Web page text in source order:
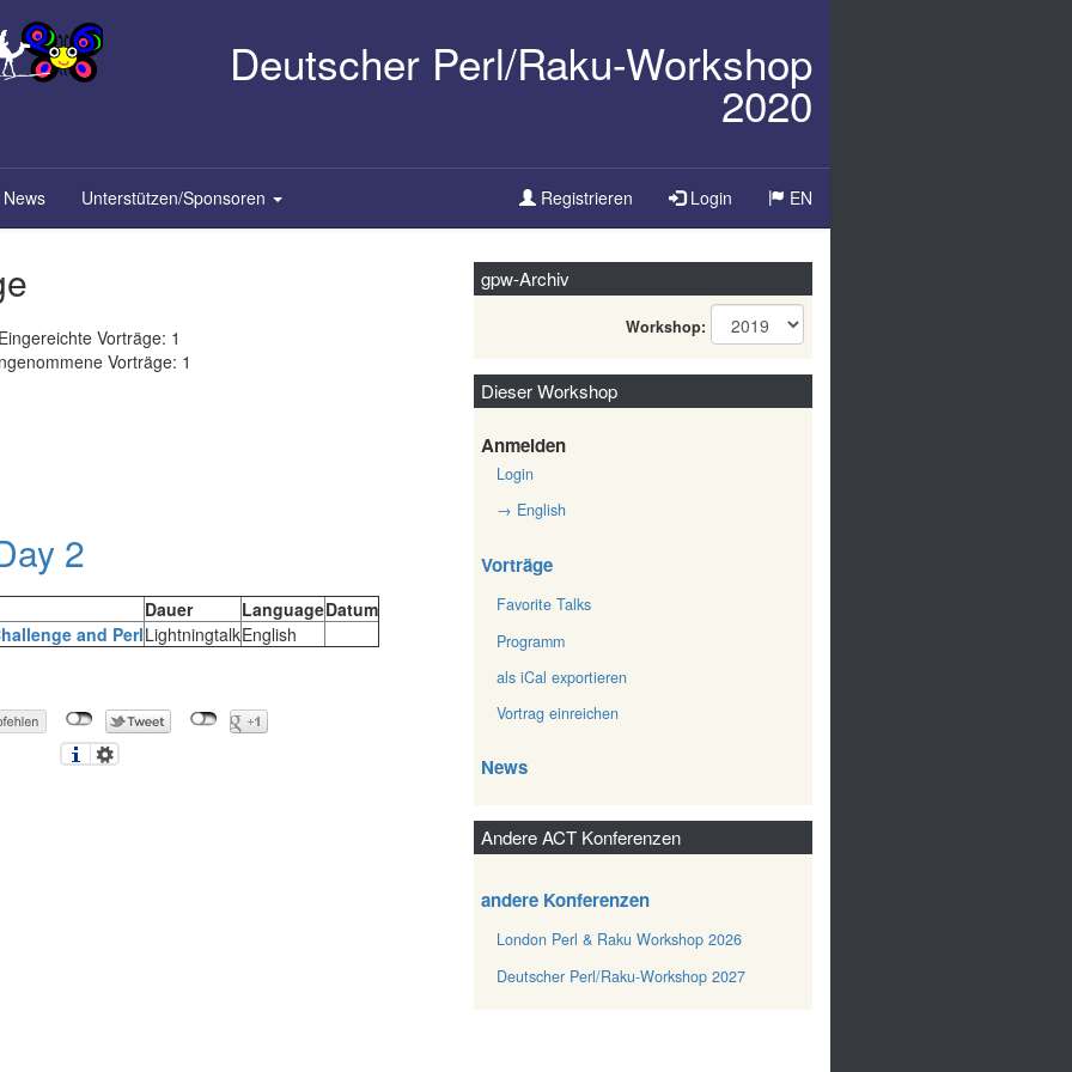
Deutscher Perl/Raku-Workshop
2020
News Unterstützen/Sponsoren Registrieren Login
Sprache
EN
Eingereichte Vorträge: 1
Vorträge: 1
2
Dauer LanguageDatum
and Perl‎LightningtalkEnglish
gpw-Archiv
Workshop:
Dieser Workshop
Anmelden
Login
→ English
Vorträge
Favorite Talks
Programm
als iCal exportieren
Vortrag einreichen
News
Andere ACT Konferenzen
andere Konferenzen
London Perl & Raku Workshop 2026
Deutscher Perl/Raku-Workshop 2027